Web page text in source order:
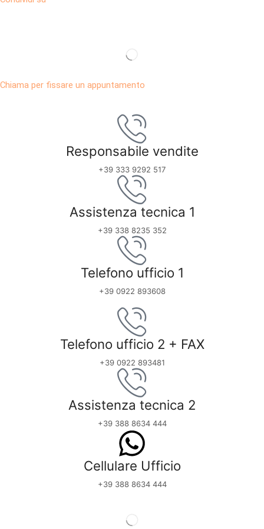
Chiama per fissare un appuntamento
Responsabile vendite
+39 333 9292 517
Assistenza tecnica 1
+39 338 8235 352
Telefono ufficio 1
+39 0922 893608
Telefono ufficio 2 + FAX
+39 0922 893481
Assistenza tecnica 2
+39 388 8634 444
Cellulare Ufficio
+39 388 8634 444